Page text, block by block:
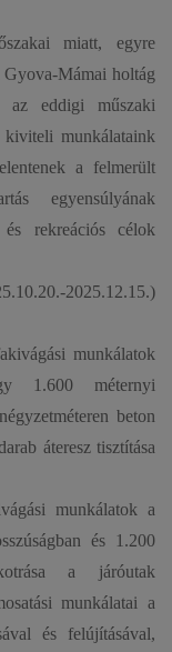
miatt, egyre
Mámai holtág
az eddigi műszaki
munkálataink
a felmerült
egyensúlyának
és rekreációs célok
2025.12.15.)
munkálatok
1.600 méternyi
beton
áteresz tisztítása
munkálatok a
és 1.200
a járóutak
munkálatai a
és felújításával,